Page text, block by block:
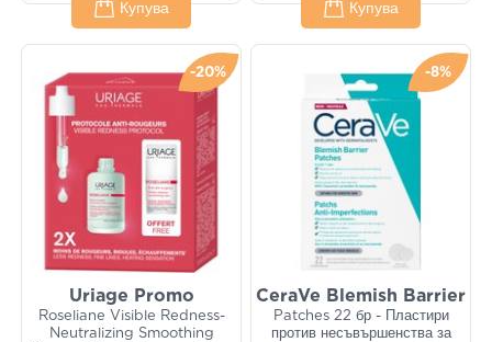
Купува Купува
-20%
Uriage Promo
Roseliane Visible Redness-
Neutralizing Smoothing
-8%
CeraVe Blemish Barrier
Patches 22 бр - Пластири
против несъвършенства за